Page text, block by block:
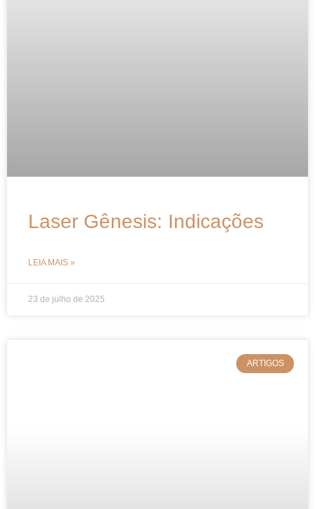
Laser Gênesis: Indicações
LEIA MAIS »
23 de julho de 2025
ARTIGOS